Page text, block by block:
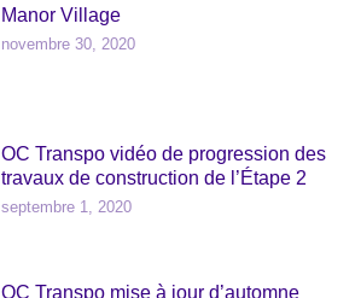
Manor Village
novembre 30, 2020
OC Transpo vidéo de progression des
travaux de construction de l’Étape 2
septembre 1, 2020
OC Transpo mise à jour d’automne